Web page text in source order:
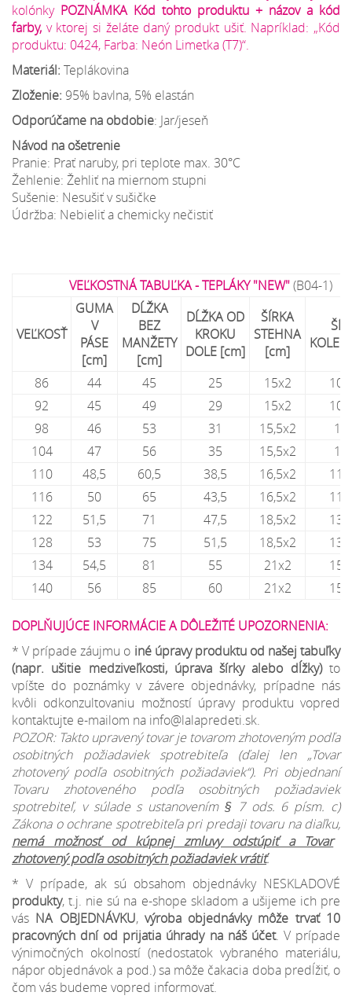
kolónky POZNÁMKA Kód tohto produktu + názov a kód
farby, v ktorej si želáte daný produkt ušiť. Napríklad: „Kód
produktu: 0424, Farba: Neón Limetka (T7)“.
Materiál: Teplákovina
Zloženie: 95% bavlna, 5% elastán
Odporúčame na obdobie: Jar/jeseň
Návod na ošetrenie
Pranie: Prať naruby, pri teplote max. 30°C
Žehlenie: Žehliť na miernom stupni
Sušenie: Nesušiť v sušičke
Údržba: Nebieliť a chemicky nečistiť
VEĽKOSTNÁ TABUĽKA - TEPLÁKY "NEW"(B04-1)
VEĽKOSŤ
GUMA
V
PÁSE
[cm]
DĹŽKA
BEZ
MANŽETY
[cm]
DĹŽKA OD
KROKU
DOLE [cm]
ŠÍRKA
STEHNA
[cm]
86 44 45 25 15x2
92
45 49 29 15x2
98
46 53 31 15,5x2
104
47 56 35 15,5x2
110
48,5 60,5 38,5 16,5x2
116
50 65 43,5 16,5x2
122
51,5 71 47,5 18,5x2
128
53 75 51,5 18,5x2
134
54,5 81 55 21x2
140
56 85 60 21x2
DOPLŇUJÚCE INFORMÁCIE A DÔLEŽITÉ UPOZORNENIA:
* V prípade záujmu o iné úpravy produktu od našej tabuľky
(napr. ušitie medziveľkosti, úprava šírky alebo dĺžky)to
vpíšte do poznámky v závere objednávky, prípadne nás
kvôli odkonzultovaniu možností úpravy produktu vopred
kontaktujte e-mailom na info@lalapredeti.sk.
POZOR: Takto upravený tovar je tovarom zhotoveným podľa
osobitných požiadaviek spotrebiteľa (ďalej len „Tovar
zhotovený podľa osobitných požiadaviek“). Pri objednaní
Tovaru zhotoveného podľa osobitných požiadaviek
spotrebiteľ, v súlade s ustanovením § 7 ods. 6 písm. c)
Zákona o ochrane spotrebiteľa pri predaji tovaru na diaľku,
nemá možnosť od kúpnej zmluvy odstúpiť a Tovar
zhotovený podľa osobitných požiadaviek vrátiť.
* V prípade, ak sú obsahom objednávky NESKLADOVÉ
produkty, t.j. nie sú na e-shope skladom a ušijeme ich pre
vás NA OBJEDNÁVKU, výroba objednávky môže trvať 10
pracovných dní od prijatia úhrady na náš účet. V prípade
výnimočných okolností (nedostatok vybraného materiálu,
nápor objednávok a pod.) sa môže čakacia doba predĺžiť, o
čom vás budeme vopred informovať.